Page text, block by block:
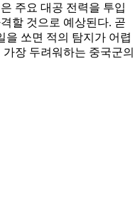
주요 대공 전력을 투입
할 것으로 예상된다. 곧
을 쏘면 적의 탐지가 어렵
장 두려워하는 중국군의